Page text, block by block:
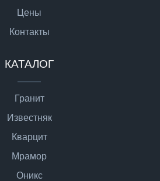
Цены
Контакты
КАТАЛОГ
Гранит
Известняк
Кварцит
Мрамор
Оникс